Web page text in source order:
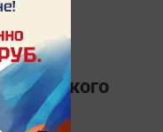
детского